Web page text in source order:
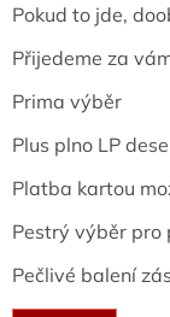
Pokud to jde,
Přijedeme za
Prima výběr
Plus plno LP
Platba kartou
Pestrý výběr pro
Pečlivé balení